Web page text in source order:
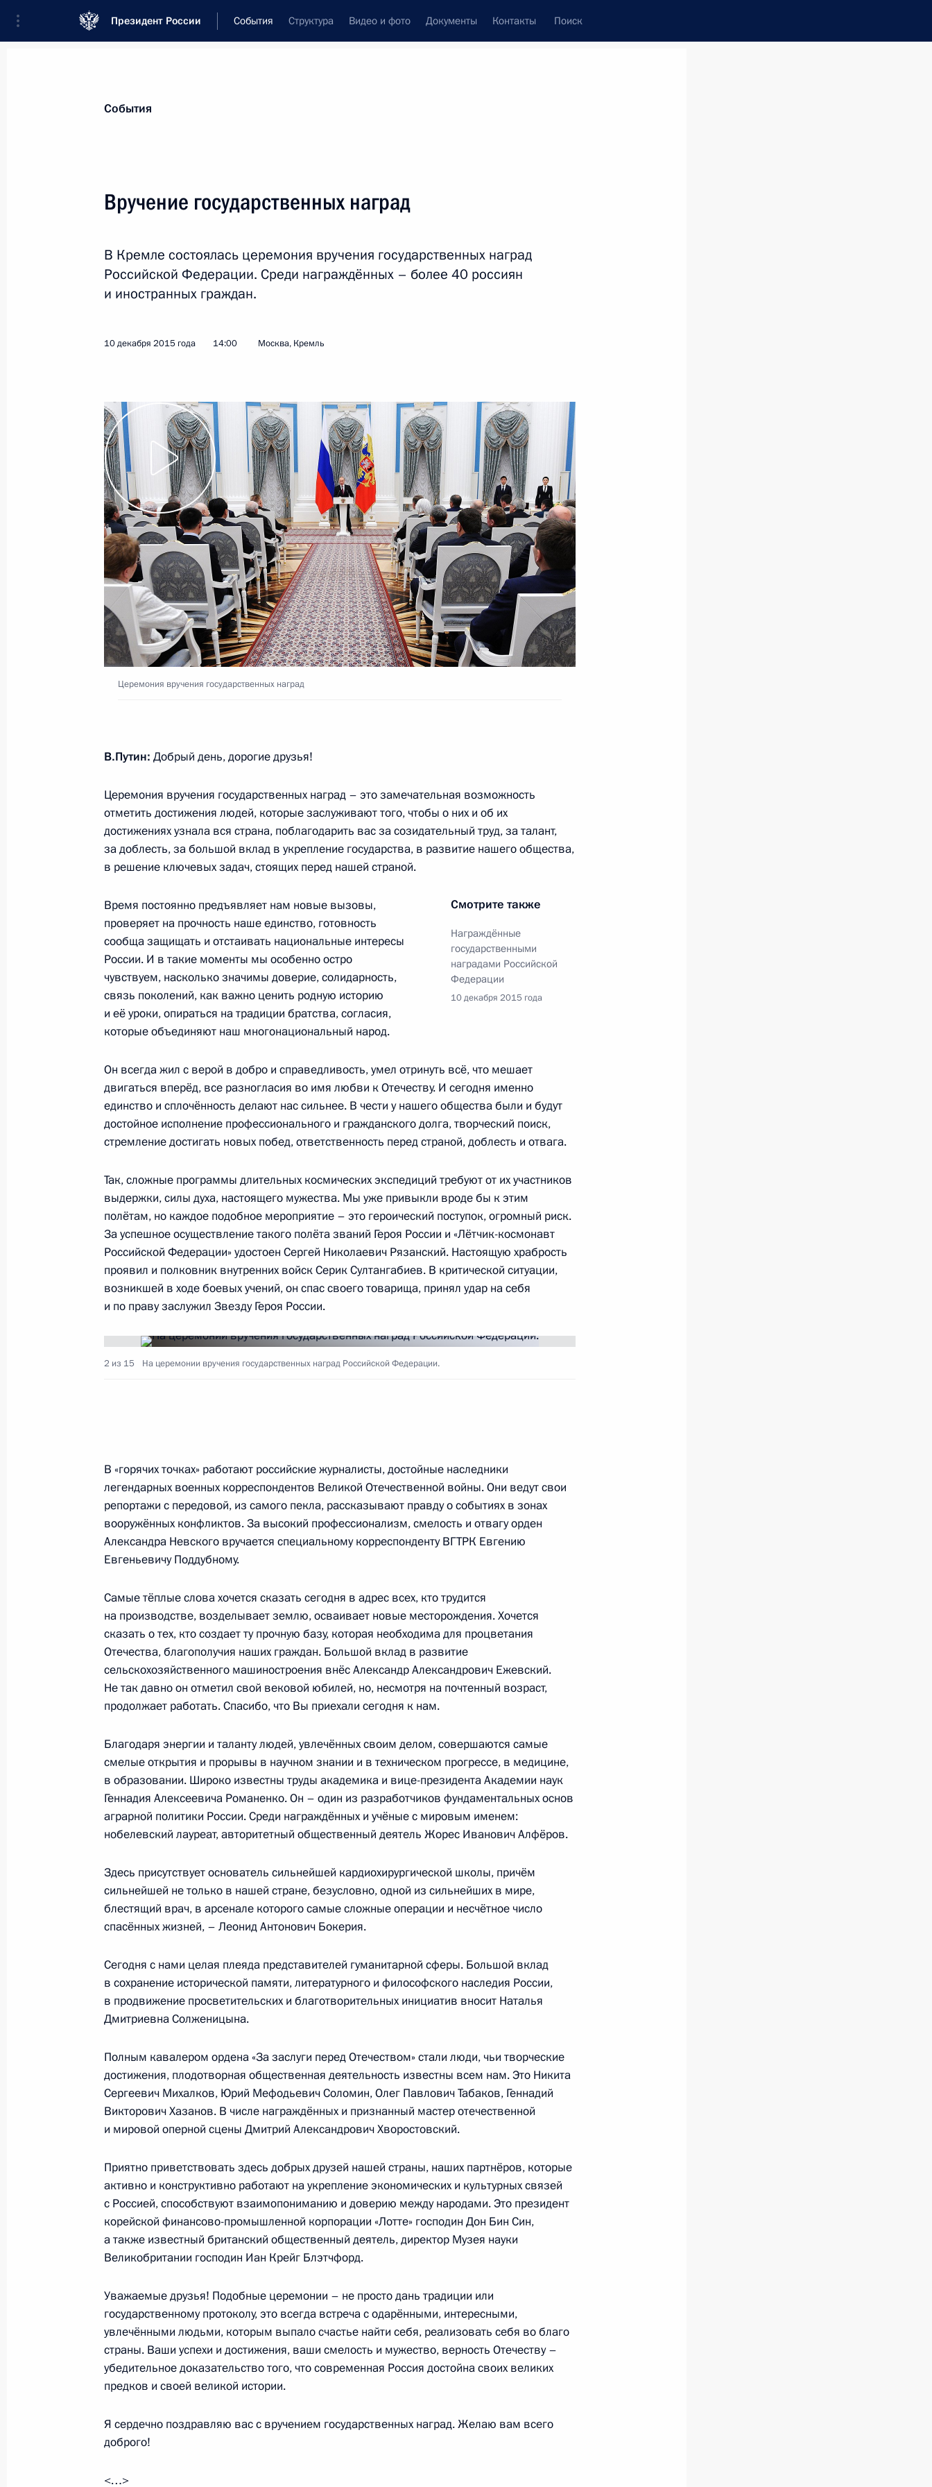
Президент России События Структура Видео и фото Документы Контакты Поиск
Новости
Все комиссии и советы
24 декабря 2015 года, четверг
Президента России
24 декабря 2015 года, 15:45
18 декабря 2015 года, пятница
Заседание Комиссии по предварительному рассмотрению
кандидатур на должности судей федеральных судов
18 декабря 2015 года, 14:00
17 декабря 2015 года, четверг
Заседание Комиссии по вопросам кадровой политики
в правоохранительных органах
15 декабря 2015 года, вторник
Заседание президиума Совета по межнациональным
отношениям
15 декабря 2015 года, 15:00 Москва
Проверка организации работы по борьбе с коррупцией
в госорганах Республики Мордовия
10 декабря 2015 года, 18:00
Вручение государственных наград
9 декабря 2015 года, среда
Музеям Московского Кремля передан ряд объектов культурного
3
8 декабря 2015 года, вторник
Совместное заседание Совета по развитию физической культуры
и спорта и организационного комитета «Россия 2018»
3 декабря 2015 года, 18:00 Москва, Кремль
1 декабря 2015 года, вторник
Заседание Комиссии по вопросам гражданства
25 ноября 2015 года, среда
Заседание Комиссии по делам инвалидов
25 ноября 2015 года, 19:00
23 ноября 2015 года, понедельник
Заседание Национального совета по профессиональным
квалификациям
23 ноября 2015 года, 17:00
19 ноября 2015 года, четверг
Проведён ряд заседаний межведомственных комиссий Совета
19 ноября 2015 года, 20:00 Москва
кандидатур на должности судей федеральных судов
19 ноября 2015 года, 16:00
17 ноября 2015 года, вторник
Заседание Координационного совета по реализации
Национальной стратегии действий в интересах детей
17 ноября 2015 года, 13:00 Москва, Кремль
5
Заседание Комиссии по вопросам развития авиации общего
назначения
16 ноября 2015 года, 18:00
Итоговое заседание рабочей группы по подготовке совместного
и оргкомитета «Россия-2018»
События
Вручение государственных наград
В Кремле состоялась церемония вручения государственных наград
Российской Федерации. Среди награждённых – более 40 россиян
и иностранных граждан.
10 декабря 2015 года 14:00 Москва, Кремль
Церемония вручения государственных наград
В.Путин: Добрый день, дорогие друзья!
Церемония вручения государственных наград – это замечательная возможность
отметить достижения людей, которые заслуживают того, чтобы о них и об их
достижениях узнала вся страна, поблагодарить вас за созидательный труд, за талант,
за доблесть, за большой вклад в укрепление государства, в развитие нашего общества,
в решение ключевых задач, стоящих перед нашей страной.
Смотрите также
Награждённые
государственными
наградами Российской
Федерации
10 декабря 2015 года
Время постоянно предъявляет нам новые вызовы,
проверяет на прочность наше единство, готовность
сообща защищать и отстаивать национальные интересы
России. И в такие моменты мы особенно остро
чувствуем, насколько значимы доверие, солидарность,
связь поколений, как важно ценить родную историю
и её уроки, опираться на традиции братства, согласия,
которые объединяют наш многонациональный народ.
Он всегда жил с верой в добро и справедливость, умел отринуть всё, что мешает
двигаться вперёд, все разногласия во имя любви к Отечеству. И сегодня именно
единство и сплочённость делают нас сильнее. В чести у нашего общества были и будут
достойное исполнение профессионального и гражданского долга, творческий поиск,
стремление достигать новых побед, ответственность перед страной, доблесть и отвага.
Так, сложные программы длительных космических экспедиций требуют от их участников
выдержки, силы духа, настоящего мужества. Мы уже привыкли вроде бы к этим
полётам, но каждое подобное мероприятие – это героический поступок, огромный риск.
За успешное осуществление такого полёта званий Героя России и «Лётчик-космонавт
Российской Федерации» удостоен Сергей Николаевич Рязанский. Настоящую храбрость
проявил и полковник внутренних войск Серик Султангабиев. В критической ситуации,
возникшей в ходе боевых учений, он спас своего товарища, принял удар на себя
и по праву заслужил Звезду Героя России.
2 из 15 На церемонии вручения государственных наград Российской Федерации.
В «горячих точках» работают российские журналисты, достойные наследники
легендарных военных корреспондентов Великой Отечественной войны. Они ведут свои
репортажи с передовой, из самого пекла, рассказывают правду о событиях в зонах
вооружённых конфликтов. За высокий профессионализм, смелость и отвагу орден
Александра Невского вручается специальному корреспонденту ВГТРК Евгению
Евгеньевичу Поддубному.
Самые тёплые слова хочется сказать сегодня в адрес всех, кто трудится
на производстве, возделывает землю, осваивает новые месторождения. Хочется
сказать о тех, кто создает ту прочную базу, которая необходима для процветания
Отечества, благополучия наших граждан. Большой вклад в развитие
сельскохозяйственного машиностроения внёс Александр Александрович Ежевский.
Не так давно он отметил свой вековой юбилей, но, несмотря на почтенный возраст,
продолжает работать. Спасибо, что Вы приехали сегодня к нам.
Благодаря энергии и таланту людей, увлечённых своим делом, совершаются самые
смелые открытия и прорывы в научном знании и в техническом прогрессе, в медицине,
в образовании. Широко известны труды академика и вице-президента Академии наук
Геннадия Алексеевича Романенко. Он – один из разработчиков фундаментальных основ
аграрной политики России. Среди награждённых и учёные с мировым именем:
нобелевский лауреат, авторитетный общественный деятель Жорес Иванович Алфёров.
Здесь присутствует основатель сильнейшей кардиохирургической школы, причём
сильнейшей не только в нашей стране, безусловно, одной из сильнейших в мире,
блестящий врач, в арсенале которого самые сложные операции и несчётное число
спасённых жизней, – Леонид Антонович Бокерия.
Сегодня с нами целая плеяда представителей гуманитарной сферы. Большой вклад
в сохранение исторической памяти, литературного и философского наследия России,
в продвижение просветительских и благотворительных инициатив вносит Наталья
Дмитриевна Солженицына.
Полным кавалером ордена «За заслуги перед Отечеством» стали люди, чьи творческие
достижения, плодотворная общественная деятельность известны всем нам. Это Никита
Сергеевич Михалков, Юрий Мефодьевич Соломин, Олег Павлович Табаков, Геннадий
Викторович Хазанов. В числе награждённых и признанный мастер отечественной
и мировой оперной сцены Дмитрий Александрович Хворостовский.
Приятно приветствовать здесь добрых друзей нашей страны, наших партнёров, которые
активно и конструктивно работают на укрепление экономических и культурных связей
с Россией, способствуют взаимопониманию и доверию между народами. Это президент
корейской финансово-промышленной корпорации «Лотте» господин Дон Бин Син,
а также известный британский общественный деятель, директор Музея науки
Великобритании господин Иан Крейг Блэтчфорд.
Уважаемые друзья! Подобные церемонии – не просто дань традиции или
государственному протоколу, это всегда встреча с одарёнными, интересными,
увлечёнными людьми, которым выпало счастье найти себя, реализовать себя во благо
страны. Ваши успехи и достижения, ваши смелость и мужество, верность Отечеству –
убедительное доказательство того, что современная Россия достойна своих великих
предков и своей великой истории.
Я сердечно поздравляю вас с вручением государственных наград. Желаю вам всего
доброго!
<…>